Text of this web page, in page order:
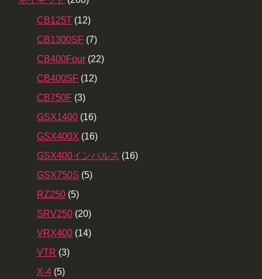
CB125T (12)
CB1300SF (7)
CB400Four (22)
CB400SF (12)
CB750F (3)
GSX1400 (16)
GSX400X (16)
GSX400インパルス (16)
GSX750S (5)
RZ250 (5)
SRV250 (20)
VRX400 (14)
VTR (3)
X-4 (5)